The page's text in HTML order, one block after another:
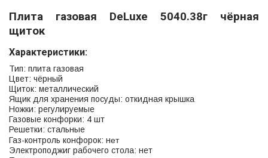
Плита газовая DeLuxe 5040.38г чёрная
щиток
Характеристики:
Тип: плита газовая
Цвет: чёрный
Щиток: металлический
Ящик для хранения посуды: откидная крышка
Ножки: регулируемые
Газовые конфорки: 4 шт
Решетки: стальные
Газ-контроль конфорок: нет
Электроподжиг рабочего стола: нет